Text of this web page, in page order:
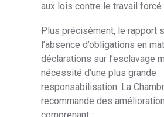
aux lois contre le travail forcé
Plus précisément, le rapport
l’absence d’obligations en
déclarations sur l’esclavage
nécessité d’une plus grande
responsabilisation. La
recommande des